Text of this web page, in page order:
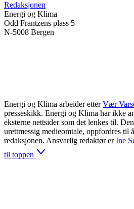
Redaksjonen
Energi og Klima
Odd Frantzens plass 5
N-5008 Bergen
Energi og Klima arbeider etter Vær
presseskikk. Energi og Klima har ikke
eksterne nettsider som det lenkes til.
urettmessig medieomtale, oppfordres til
redaksjonen. Ansvarlig redaktør er Ine
til toppen